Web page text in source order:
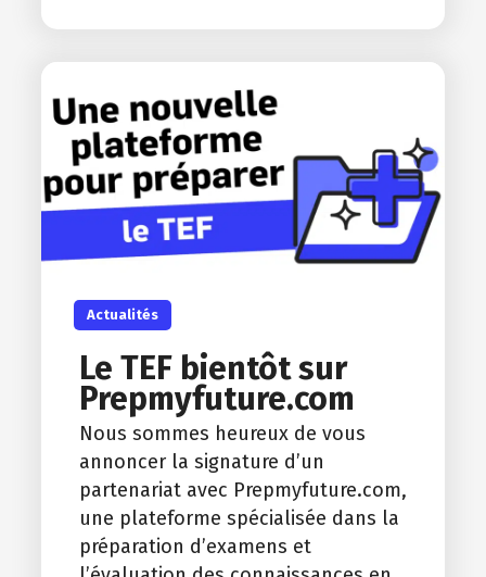
Actualités
Le TEF bientôt sur
Prepmyfuture.com
Nous sommes heureux de vous
annoncer la signature d’un
partenariat avec Prepmyfuture.com,
une plateforme spécialisée dans la
préparation d’examens et